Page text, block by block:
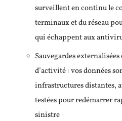
surveillent en continu le
terminaux et du réseau
qui échappent aux
Sauvegardes
d’activité : vos données
infrastructures distantes,
testées pour redémarrer
sinistre